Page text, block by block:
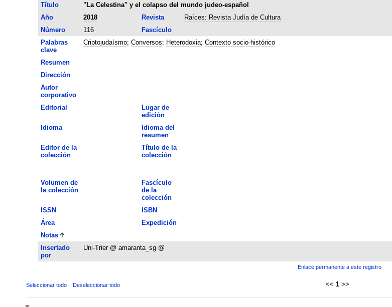
Título
"La Celestina" y el colapso del mundo judeo-español
Año
2018 Revista Raíces: Revista Judía de Cultura
Número
116 Fascículo
Palabras
clave
Criptojudaísmo; Conversos; Heterodoxia; Contexto socio-histórico
Resumen
Dirección
Autor
corporativo
Editorial
Lugar de
edición
Idioma
Idioma del
resumen
Editor de la
colección
Título de la
colección
Volumen de
la colección
Fascículo
de la
colección
ISSN ISBN
Área
Expedición
Notas
Insertado
por
Uni-Trier @ amaranta_sg @
Enlace permanente a este registro
Seleccionar todo Deseleccionar todo << 1 >>